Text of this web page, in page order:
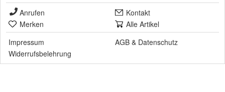
Anrufen
Kontakt
Merken
Alle Artikel
Impressum
AGB & Datenschutz
Widerrufsbelehrung